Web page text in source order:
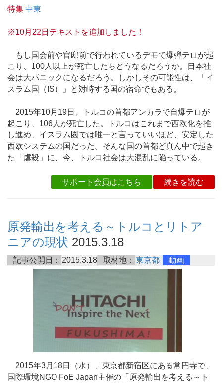
特集 中東
※10月22日テキストを追加しました！
もし国会前や官邸前で行われているデモで爆弾テロが起
こり、100人以上が死亡したらどうなるだろうか。日本社
会は大パニックになるだろう。しかしその可能性は、「イ
スラム国（IS）」と対峙する国の宿命でもある。
2015年10月19日、トルコの首都アンカラで自爆テロが
起こり、106人が死亡した。トルコはこれまで西欧化を推
し進め、イスラム圏では唯一と言っていいほど、安定した
西欧システムの国だった。そんな国の首都ど真ん中で起き
た「虐殺」に、今、トルコ社会は大混乱に陥っている。
サポート会員はこちら 続きを読む
原発輸出を考える～トルコとリトア
ニアの現状 2015.3.18
記事公開日： 2015.3.18 取材地： 東京都 動画
2015年3月18日（水）、東京都新宿区にある常円寺で、
国際環境NGO FoE Japan主催の「原発輸出を考える～ト